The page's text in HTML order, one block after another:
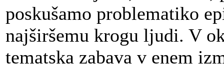
poskušamo problematiko
najširšemu krogu ljudi. V
tematska zabava v enem